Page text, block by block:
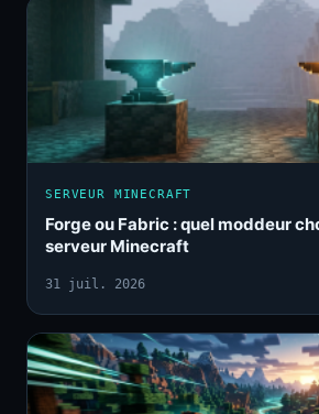
SERVEUR MINECRAFT
Forge ou Fabric : quel moddeur
serveur Minecraft
31 juil. 2026